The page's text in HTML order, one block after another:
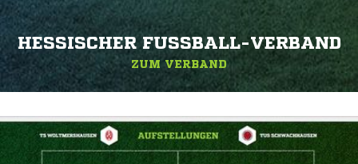
HESSISCHER FUSSBALL-VERBAND
ZUM VERBAND